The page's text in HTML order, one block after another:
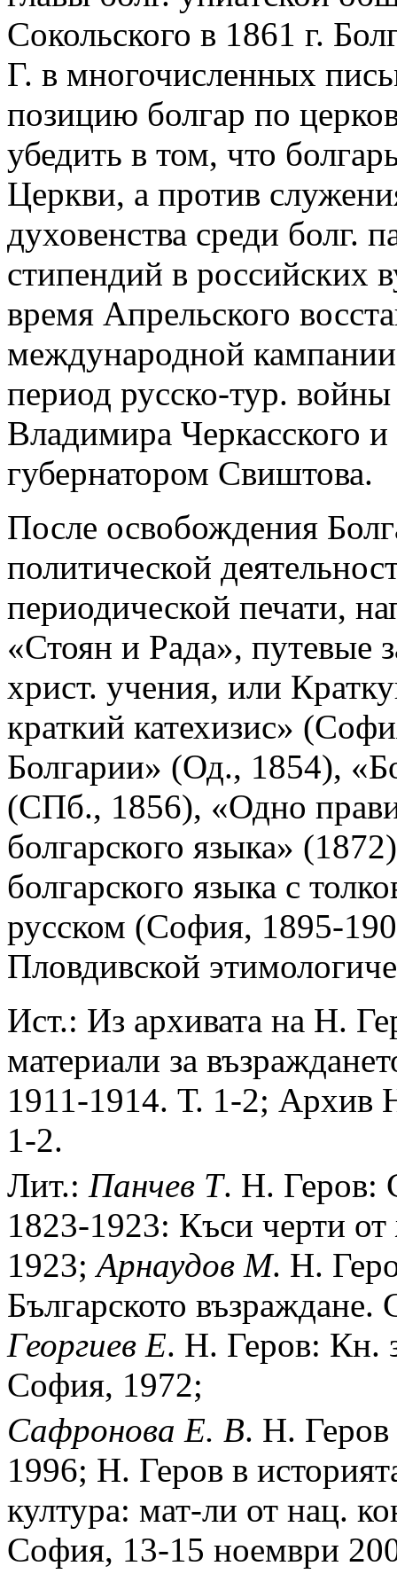
Сокольского в 1861 г.
Г. в многочисленных
позицию болгар по
убедить в том, что
Церкви, а против
духовенства среди болг.
стипендий в российских
время Апрельского
международной
период русско-тур.
Владимира Черкасского
губернатором Свиштова.
После освобождения
политической
периодической печати,
«Стоян и Рада», путевые
христ. учения, или
краткий катехизис»
Болгарии» (Од., 1854),
(СПб., 1856), «Одно
болгарского языка»
болгарского языка с
русском (София, 1895-
Пловдивской
Ист.: Из архивата на Н.
материали за
1911-1914. Т. 1-2; Архив
1-2.
Лит.: Панчев Т. Н. Геров:
1823-1923: Къси черти
1923;Арнаудов М. Н.
Българското
Георгиев Е. Н. Геров: Кн.
София, 1972;
Сафронова Е. В. Н.
1996; Н. Геров в
култура: мат-ли от нац.
София, 13-15 ноември